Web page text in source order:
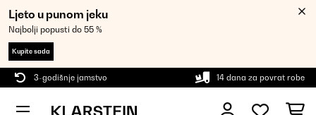
Ljeto u punom jeku
Najbolji popusti do 55 %
Kupite sada
3-godišnje jamstvo 14 dana za povrat robe